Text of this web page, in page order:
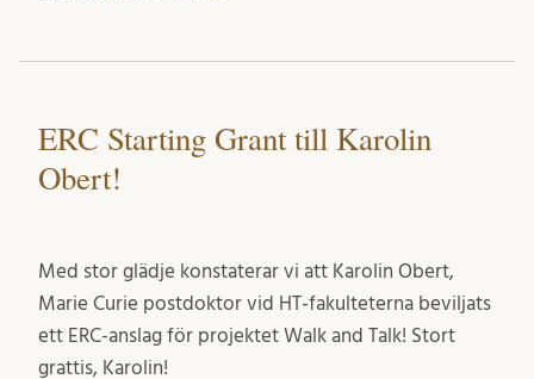
ERC Starting Grant till Karolin
Obert!
Med stor glädje konstaterar vi att Karolin Obert,
Marie Curie postdoktor vid HT-fakulteterna beviljats
ett ERC-anslag för projektet Walk and Talk! Stort
grattis, Karolin!